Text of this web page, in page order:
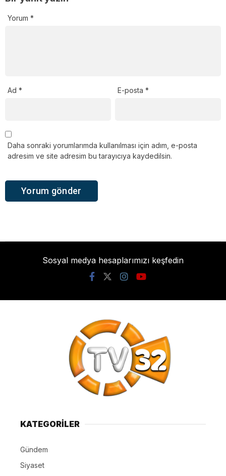
Yorum *
Ad * E-posta*
Daha sonraki yorumlarımda kullanılması için adım, e-posta
adresim ve site adresim bu tarayıcıya kaydedilsin.
Sosyal medya hesaplarımızı keşfedin
KATEGORİLER
Gündem
Siyaset